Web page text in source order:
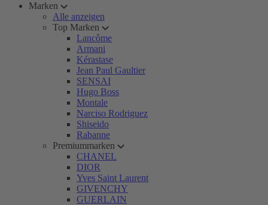
Marken
Alle anzeigen
Top Marken
Lancôme
Armani
Kérastase
Jean Paul Gaultier
SENSAI
Hugo Boss
Montale
Narciso Rodriguez
Shiseido
Rabanne
Premiummarken
CHANEL
DIOR
Yves Saint Laurent
GIVENCHY
GUERLAIN